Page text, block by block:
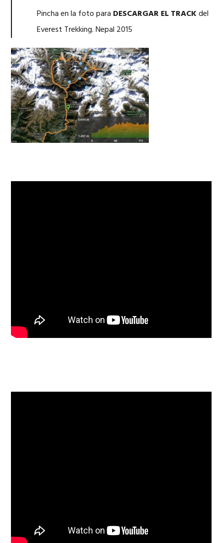
Pincha en la foto para DESCARGAR EL TRACKdel
Everest Trekking. Nepal 2015